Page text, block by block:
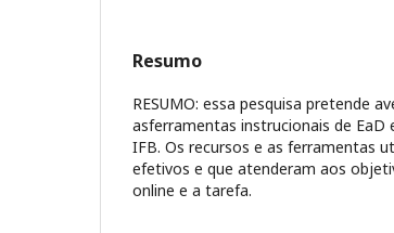
Resumo
RESUMO: essa pesquisa pretende
asferramentas instrucionais de
IFB. Os recursos e as ferramentas
efetivos e que atenderam aos
online e a tarefa.